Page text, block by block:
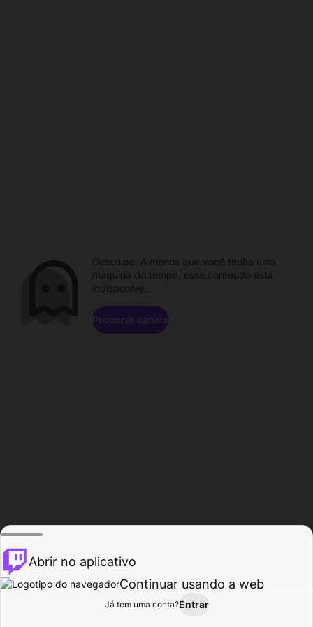
Procurar Atividade
Desculpe. A menos que você tenha uma
máquina do tempo, esse conteúdo está
indisponível.
Procurar canais
Abrir no aplicativo
Continuar usando a web
Já tem uma conta?Entrar